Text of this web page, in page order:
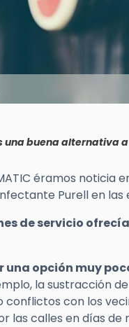
una buena alternativa
éramos
Purell en las
de servicio
una opción muy
la sustracción
con los
las calles en días de